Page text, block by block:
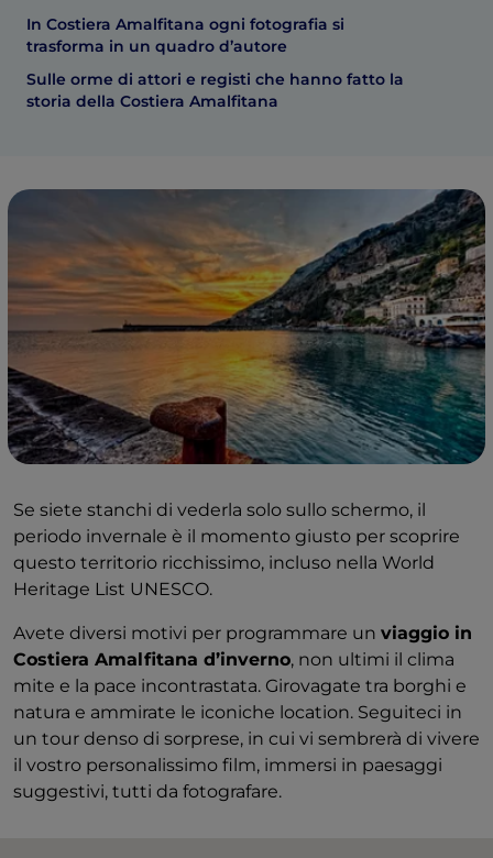
In Costiera Amalfitana ogni fotografia si
trasforma in un quadro d’autore
Sulle orme di attori e registi che hanno fatto la
storia della Costiera Amalfitana
Se siete stanchi di vederla solo sullo schermo, il
periodo invernale è il momento giusto per scoprire
questo territorio ricchissimo, incluso nella World
Heritage List UNESCO.
Avete diversi motivi per programmare un viaggio in
Costiera Amalfitana d’inverno, non ultimi il clima
mite e la pace incontrastata. Girovagate tra borghi e
natura e ammirate le iconiche location. Seguiteci in
un tour denso di sorprese, in cui vi sembrerà di vivere
il vostro personalissimo film, immersi in paesaggi
suggestivi, tutti da fotografare.